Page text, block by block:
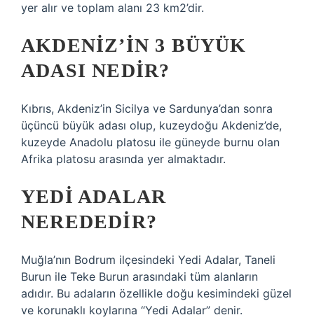
yer alır ve toplam alanı 23 km2’dir.
AKDENIZ’IN 3 BÜYÜK
ADASI NEDIR?
Kıbrıs, Akdeniz’in Sicilya ve Sardunya’dan sonra
üçüncü büyük adası olup, kuzeydoğu Akdeniz’de,
kuzeyde Anadolu platosu ile güneyde burnu olan
Afrika platosu arasında yer almaktadır.
YEDI ADALAR
NEREDEDIR?
Muğla’nın Bodrum ilçesindeki Yedi Adalar, Taneli
Burun ile Teke Burun arasındaki tüm alanların
adıdır. Bu adaların özellikle doğu kesimindeki güzel
ve korunaklı koylarına “Yedi Adalar” denir.